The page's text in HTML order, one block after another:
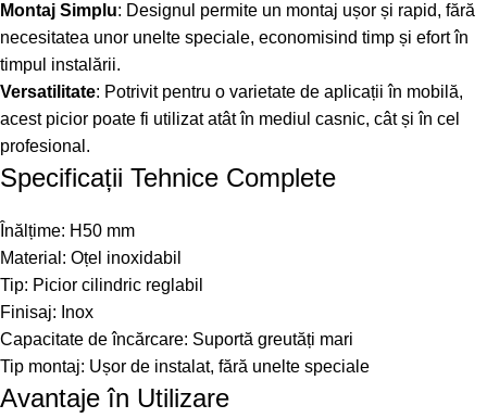
Montaj Simplu: Designul permite un montaj ușor și rapid, fără
necesitatea unor unelte speciale, economisind timp și efort în
timpul instalării.
Versatilitate: Potrivit pentru o varietate de aplicații în mobilă,
acest picior poate fi utilizat atât în mediul casnic, cât și în cel
profesional.
Specificații Tehnice Complete
Înălțime: H50 mm
Material: Oțel inoxidabil
Tip: Picior cilindric reglabil
Finisaj: Inox
Capacitate de încărcare: Suportă greutăți mari
Tip montaj: Ușor de instalat, fără unelte speciale
Avantaje în Utilizare